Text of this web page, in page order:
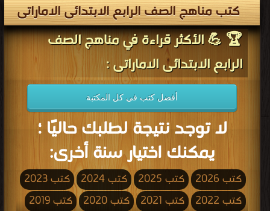
كتب مناهج الصف الرابع الابتدائى الاماراتى
🏆 💪 الأكثر قراءة في مناهج الصف
الرابع الابتدائى الاماراتى :
أفضل كتب في كل المكتبة
لا توجد نتيجة لطلبك حاليًا ؛
يمكنك اختيار سنة أخرى:
كتب 2026 كتب 2025 كتب 2024
كتب 2023
كتب 2022
كتب 2021 كتب 2020
كتب 2019